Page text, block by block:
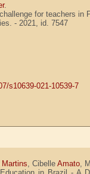
.
for teachers
- 2021, id. 7547
s10639-021-10539-7
Martins, CibelleAmato,